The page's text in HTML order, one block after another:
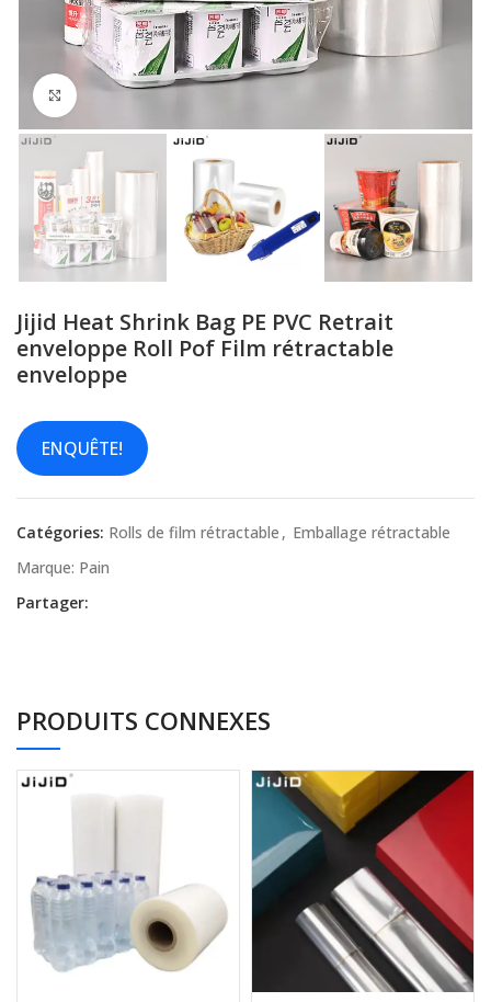
Cliquez pour agrandir
Jijid Heat Shrink Bag PE PVC Retrait
enveloppe Roll Pof Film rétractable
enveloppe
ENQUÊTE!
Catégories: Rolls de film rétractable , Emballage rétractable
Marque: Pain
Partager:
PRODUITS CONNEXES